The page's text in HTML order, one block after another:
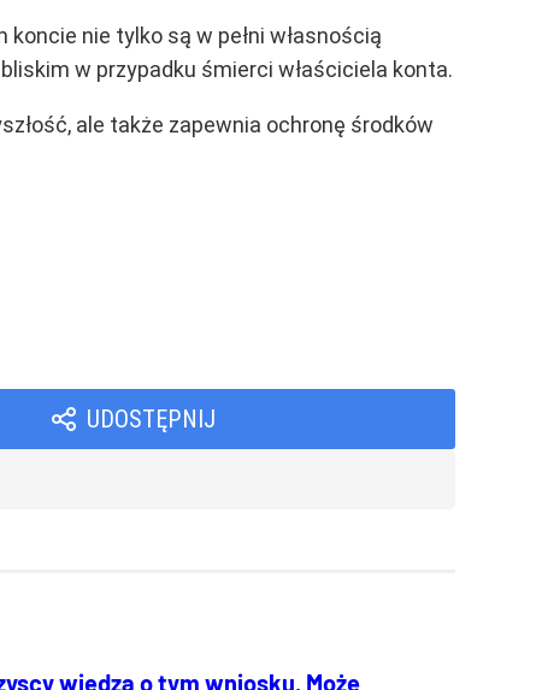
nie tylko są w pełni własnością
w przypadku śmierci właściciela konta.
ale także zapewnia ochronę środków
UDOSTĘPNIJ
wiedzą o tym wniosku. Może